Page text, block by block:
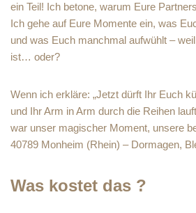
ein Teil! Ich betone, warum Eure
Ich gehe auf Eure Momente ein, was
und was Euch manchmal aufwühlt –
ist… oder?
Wenn ich erkläre: „Jetzt dürft Ihr Euch
und Ihr Arm in Arm durch die Reihen
war unser magischer Moment, unsere
40789 Monheim (Rhein) – Dormagen,
Was kostet das ?